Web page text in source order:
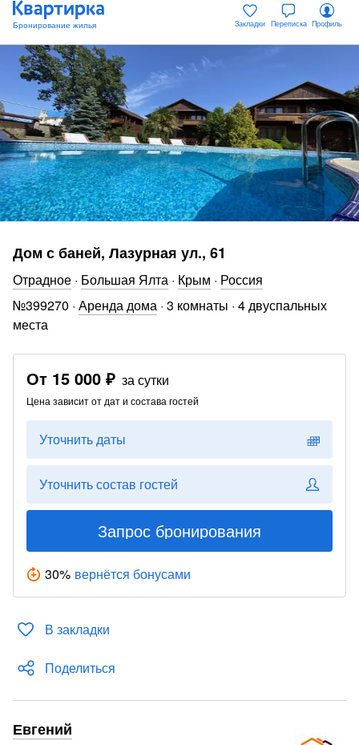
Закладки Переписка Профиль
Дом с баней, Лазурная ул., 61
Отрадное · Большая Ялта · Крым · Россия
№399270 · Аренда дома · 3 комнаты · 4 двуспальных
места
От 15 000 ₽ за сутки
Цена зависит от дат и состава гостей
Уточнить даты
Уточнить состав гостей
Запрос бронирования
30% вернётся бонусами
В закладки
Поделиться
Евгений